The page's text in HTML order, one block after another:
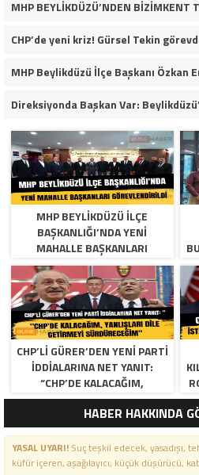
CHP’de yeni kriz! Gürsel Tekin
MHP Beylikdüzü İlçe Başkanı Özkan
MHP BEYLIKDÜZÜ İLÇE
BAŞKANLIĞI’NDA YENI
MAHALLE BAŞKANLARI
GÖREVLENDIRILDI
CHP’LI GÜRER’DEN YENI PARTI
İDDIALARINA NET YANIT:
“CHP’DE KALACAĞIM,
YANLIŞLARI DILE GETIRMEYI
SÜRDÜRECEĞIM”
HABER HAKKINDA
YASAL UYARI!Suç teşkil edecek, yasadışı,
küfür içeren, aşağılayıcı, küçük düşürücü,